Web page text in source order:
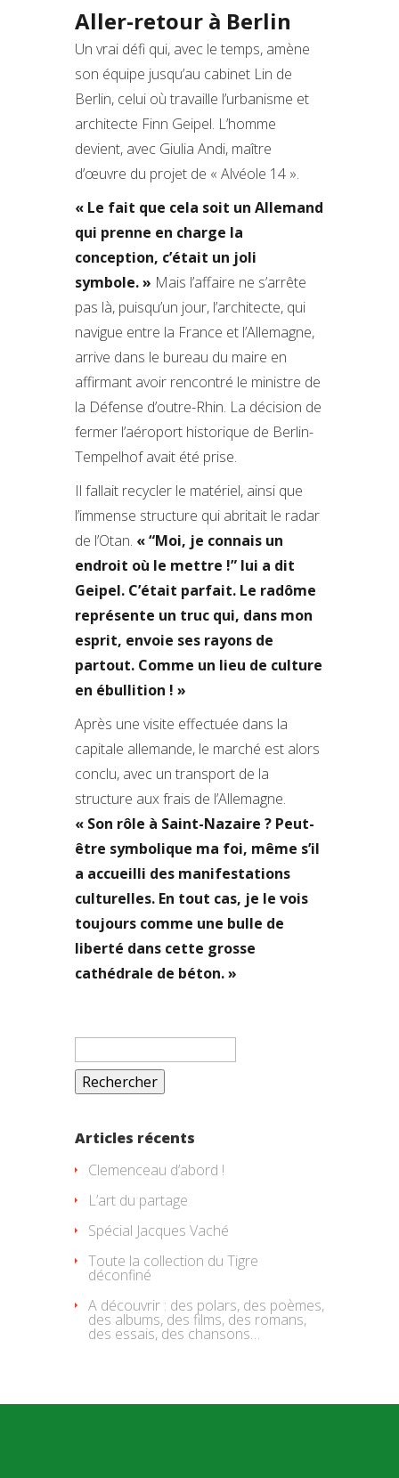
Aller-retour à Berlin
Un vrai défi qui, avec le temps, amène
son équipe jusqu’au cabinet Lin de
Berlin, celui où travaille l’urbanisme et
architecte Finn Geipel. L’homme
devient, avec Giulia Andi, maître
d’œuvre du projet de « Alvéole 14 ».
« Le fait que cela soit un Allemand
qui prenne en charge la
conception, c’était un joli
symbole. » Mais l’affaire ne s’arrête
pas là, puisqu’un jour, l’architecte, qui
navigue entre la France et l’Allemagne,
arrive dans le bureau du maire en
affirmant avoir rencontré le ministre de
la Défense d’outre-Rhin. La décision de
fermer l’aéroport historique de Berlin-
Tempelhof avait été prise.
Il fallait recycler le matériel, ainsi que
l’immense structure qui abritait le radar
de l’Otan. « “Moi, je connais un
endroit où le mettre !” lui a dit
Geipel. C’était parfait. Le radôme
représente un truc qui, dans mon
esprit, envoie ses rayons de
partout. Comme un lieu de culture
en ébullition ! »
Après une visite effectuée dans la
capitale allemande, le marché est alors
conclu, avec un transport de la
structure aux frais de l’Allemagne.
« Son rôle à Saint-Nazaire ? Peut-
être symbolique ma foi, même s’il
a accueilli des manifestations
culturelles. En tout cas, je le vois
toujours comme une bulle de
liberté dans cette grosse
cathédrale de béton. »
Rechercher :
Articles récents
Clemenceau d’abord !
L’art du partage
Spécial Jacques Vaché
Toute la collection du Tigre
déconfiné
A découvrir : des polars, des poèmes,
des albums, des films, des romans,
des essais, des chansons…